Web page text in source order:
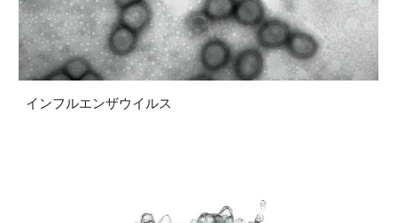
インフルエンザウイルス